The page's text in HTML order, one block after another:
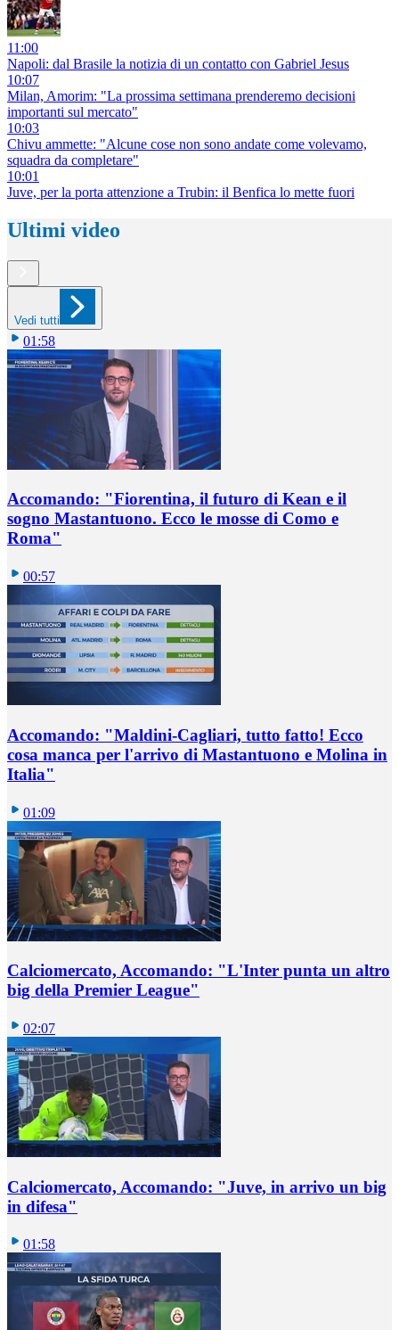
11:00
Napoli: dal Brasile la notizia di un contatto con Gabriel Jesus
10:07
Milan, Amorim: "La prossima settimana prenderemo decisioni
importanti sul mercato"
10:03
Chivu ammette: "Alcune cose non sono andate come volevamo,
squadra da completare"
10:01
Juve, per la porta attenzione a Trubin: il Benfica lo mette fuori
Ultimi video
Vedi tutti
01:58
Accomando: "Fiorentina, il futuro di Kean e il
sogno Mastantuono. Ecco le mosse di Como e
Roma"
00:57
Accomando: "Maldini-Cagliari, tutto fatto! Ecco
cosa manca per l'arrivo di Mastantuono e Molina in
Italia"
01:09
Calciomercato, Accomando: "L'Inter punta un altro
big della Premier League"
02:07
Calciomercato, Accomando: "Juve, in arrivo un big
in difesa"
01:58